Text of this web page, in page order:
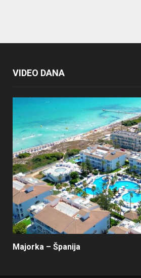
VIDEO DANA
Majorka – Španija